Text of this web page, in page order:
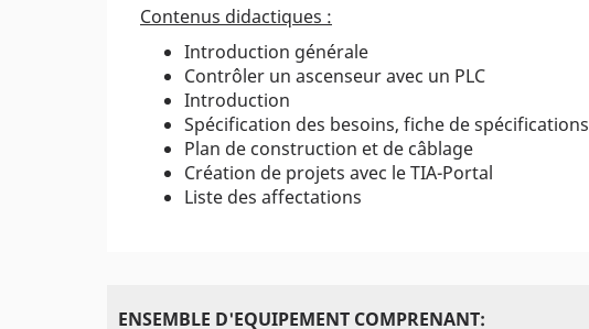
Contenus didactiques :
Introduction générale
Contrôler un ascenseur avec un PLC
Introduction
Spécification des besoins, fiche de spécifications
Plan de construction et de câblage
Création de projets avec le TIA-Portal
Liste des affectations
ENSEMBLE D'EQUIPEMENT COMPRENANT: